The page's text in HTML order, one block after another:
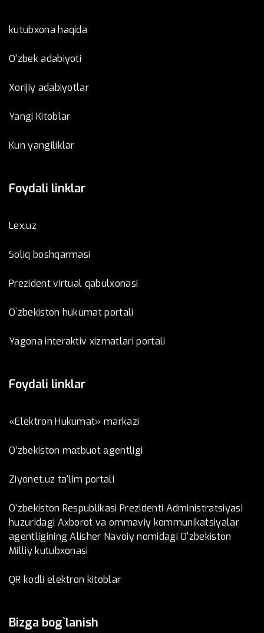
kutubxona haqida
O'zbek adabiyoti
Xorijiy adabiyotlar
Yangi Kitoblar
Kun yangiliklar
Foydali linklar
Lex.uz
Soliq boshqarmasi
Prezident virtual qabulxonasi
O`zbekiston hukumat portali
Yagona interaktiv xizmatlari portali
Foydali linklar
«Elektron Hukumat» markazi
O’zbеkistоn mаtbuоt аgеntligi
Ziyonet.uz ta'lim portali
O‘zbekiston Respublikasi Prezidenti Administratsiyasi
huzuridagi Axborot va ommaviy kommunikatsiyalar
agentligining Alisher Navoiy nomidagi O‘zbekiston
Milliy kutubxonasi
QR kodli elektron kitoblar
Bizga bog`lanish